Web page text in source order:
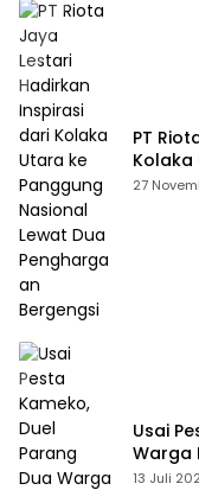
PT
Kolaka
Dua
27
Usai
Warga
13 Juli